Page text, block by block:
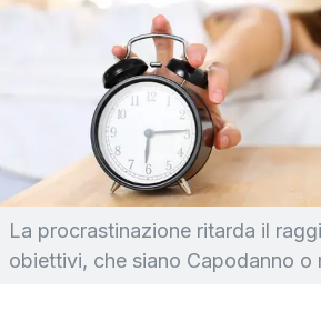
La procrastinazione ritarda il
obiettivi, che siano Capodanno o